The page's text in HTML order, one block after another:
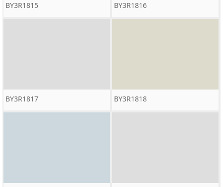
BY3R1815 BY3R1816
BY3R1817 BY3R1818